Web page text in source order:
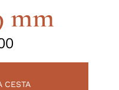
mm
CESTA